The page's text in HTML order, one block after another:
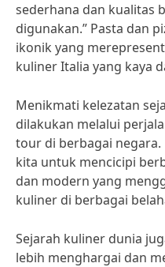
sederhana dan kualitas
digunakan.” Pasta dan
ikonik yang
kuliner Italia yang kaya
Menikmati kelezatan
dilakukan melalui
tour di berbagai
kita untuk mencicipi
dan modern yang
kuliner di berbagai
Sejarah kuliner dunia
lebih menghargai dan